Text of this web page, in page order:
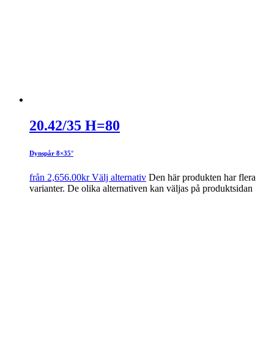
20.42/35 H=80
Dynspår 8×35°
från 2,656.00kr Välj alternativ Den här produkten har flera
varianter. De olika alternativen kan väljas på produktsidan